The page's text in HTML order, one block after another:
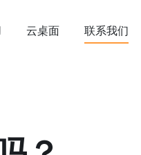
云桌面 联系我们